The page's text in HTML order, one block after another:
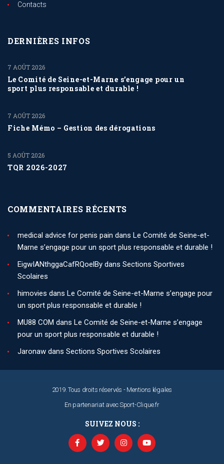
Contacts
DERNIÈRES INFOS
Le Comité de Seine-et-Marne s’engage pour un
sport plus responsable et durable !
7 AOÛT 2026
Fiche Mémo – Gestion des dérogations
7 AOÛT 2026
TQR 2026-2027
5 AOÛT 2026
COMMENTAIRES RÉCENTS
medical advice for penis pain dans Le Comité de Seine-et-
Marne s’engage pour un sport plus responsable et durable !
EigwIANthggaCafRQoelBy dans Sections Sportives
Scolaires
himovies dans Le Comité de Seine-et-Marne s’engage pour
un sport plus responsable et durable !
MU88 COM dans Le Comité de Seine-et-Marne s’engage
pour un sport plus responsable et durable !
Jaronaw dans Sections Sportives Scolaires
2019. Tous droits réservés - Mentions légales
En partenariat avecSport-Clique.fr
SUIVEZ NOUS :